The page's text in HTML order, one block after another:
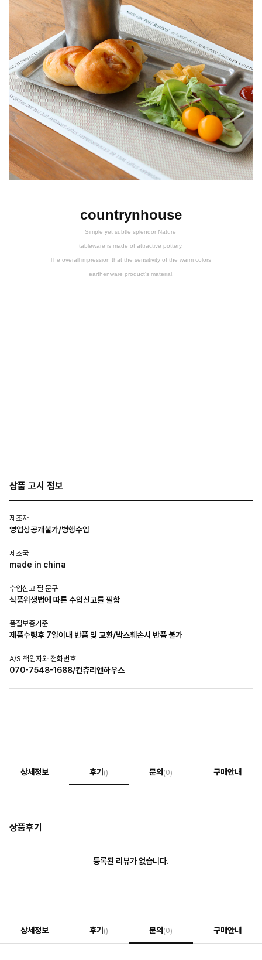
countrynhouse
Simple yet subtle splendor Nature
tableware is made of attractive pottery.
The overall impression that the sensitivity of the warm colors
earthenware product's material,
상품 고시 정보
제조자
영업상공개불가/병행수입
제조국
made in china
수입신고 필 문구
식품위생법에 따른 수입신고를 필함
품질보증기준
제품수령후 7일이내 반품 및 교환/박스훼손시 반품 불가
A/S 책임자와 전화번호
070-7548-1688/컨츄리앤하우스
상세정보 후기 () 문의 (0) 구매안내
상품후기
등록된 리뷰가 없습니다.
상세정보 후기 () 문의 (0) 구매안내